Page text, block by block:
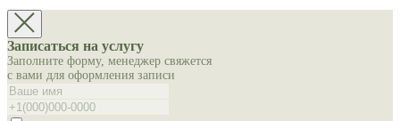
Записаться на услугу
Заполните форму, менеджер свяжется
с вами для оформления записи